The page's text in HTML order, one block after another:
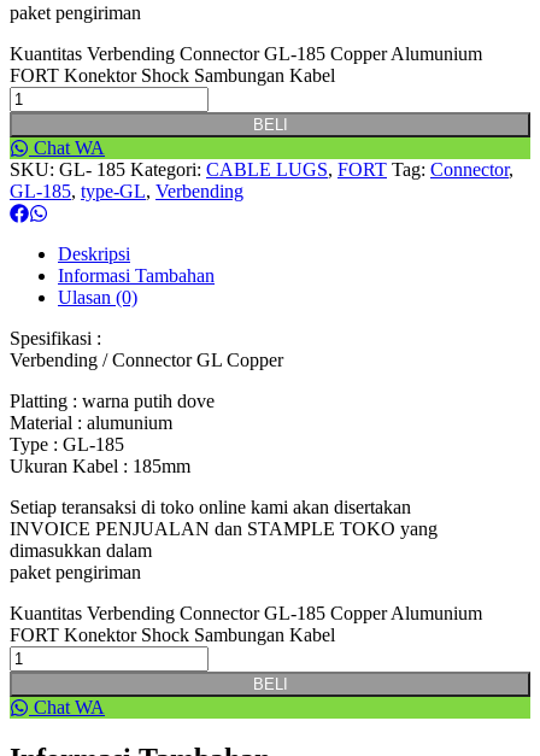
paket pengiriman
Kuantitas Verbending Connector GL-185 Copper Alumunium
FORT Konektor Shock Sambungan Kabel
BELI
Chat WA
SKU: GL- 185 Kategori: CABLE LUGS, FORT Tag: Connector,
GL-185, type-GL, Verbending
Deskripsi
Informasi Tambahan
Ulasan (0)
Spesifikasi :
Verbending / Connector GL Copper
Platting : warna putih dove
Material : alumunium
Type : GL-185
Ukuran Kabel : 185mm
Setiap teransaksi di toko online kami akan disertakan
INVOICE PENJUALAN dan STAMPLE TOKO yang
dimasukkan dalam
paket pengiriman
Kuantitas Verbending Connector GL-185 Copper Alumunium
FORT Konektor Shock Sambungan Kabel
BELI
Chat WA